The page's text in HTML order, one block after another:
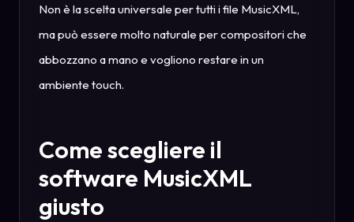
Non è la scelta universale per tutti i file MusicXML,
ma può essere molto naturale per compositori che
abbozzano a mano e vogliono restare in un
ambiente touch.
Come scegliere il
software MusicXML
giusto